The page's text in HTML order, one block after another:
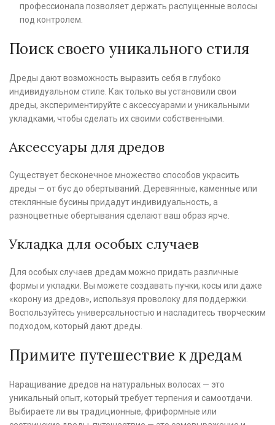
профессионала позволяет держать распущенные волосы
под контролем.
Поиск своего уникального стиля
Дреды дают возможность выразить себя в глубоко
индивидуальном стиле. Как только вы установили свои
дреды, экспериментируйте с аксессуарами и уникальными
укладками, чтобы сделать их своими собственными.
Аксессуары для дредов
Существует бесконечное множество способов украсить
дреды — от бус до обертываний. Деревянные, каменные или
стеклянные бусины придадут индивидуальность, а
разноцветные обертывания сделают ваш образ ярче.
Укладка для особых случаев
Для особых случаев дредам можно придать различные
формы и укладки. Вы можете создавать пучки, косы или даже
«корону из дредов», используя проволоку для поддержки.
Воспользуйтесь универсальностью и насладитесь творческим
подходом, который дают дреды.
Примите путешествие к дредам
Наращивание дредов на натуральных волосах — это
уникальный опыт, который требует терпения и самоотдачи.
Выбираете ли вы традиционные, фриформные или